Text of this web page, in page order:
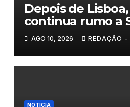
Depois de
continua rumo a
AGO 10, 2026 REDAÇÃO -
NOTÍCIA